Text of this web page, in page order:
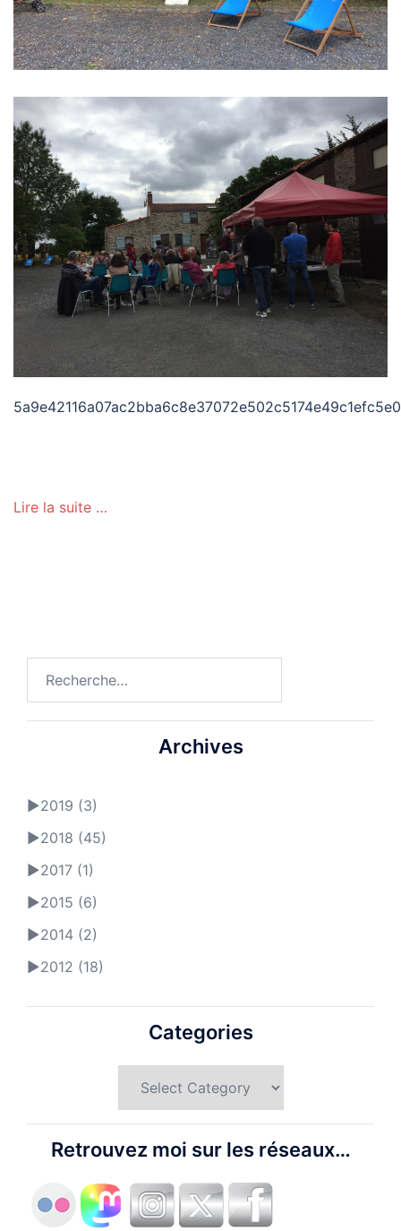
Lire la suite …
Archives
►2019 (3)
►2018 (45)
►2017 (1)
►2015 (6)
►2014 (2)
►2012 (18)
Categories
Retrouvez moi sur les réseaux…